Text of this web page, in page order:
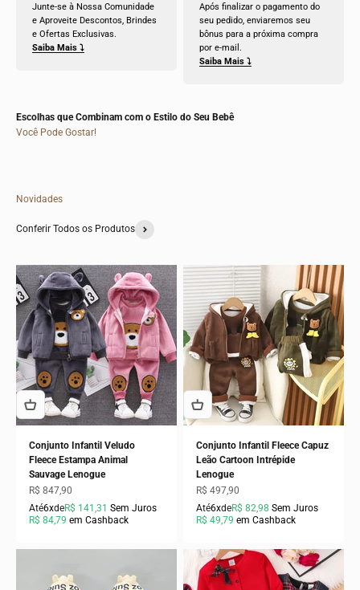
Junte-se à Nossa Comunidade
e Aproveite Descontos, Brindes
e Ofertas Exclusivas.
Saiba Mais ⤵
Após finalizar o pagamento do
seu pedido, enviaremos seu
bônus para a próxima compra
por e-mail.
Saiba Mais ⤵
Escolhas que Combinam com o Estilo do Seu Bebê
Você Pode Gostar!
Novidades
Conferir Todos os Produtos
Conjunto Infantil Veludo
Fleece Estampa Animal
Sauvage Lenogue
Preço promocional
R$ 847,90
Até6xdeR$ 141,31 Sem Juros
R$ 84,79 em Cashback
Conjunto Infantil Fleece Capuz
Leão Cartoon Intrépide
Lenogue
Preço promocional
R$ 497,90
Até6xdeR$ 82,98 Sem Juros
R$ 49,79 em Cashback